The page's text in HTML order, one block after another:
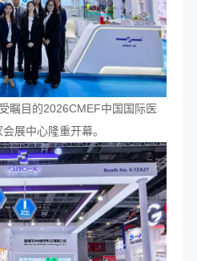
瞩目的2026CMEF中国国际医
展中心隆重开幕。